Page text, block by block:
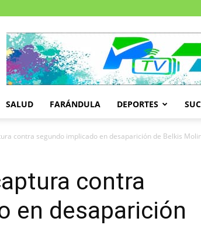
SALUD FARÁNDULA DEPORTES
contra segundo implicado en desaparición de Belkis
contra
en desaparición